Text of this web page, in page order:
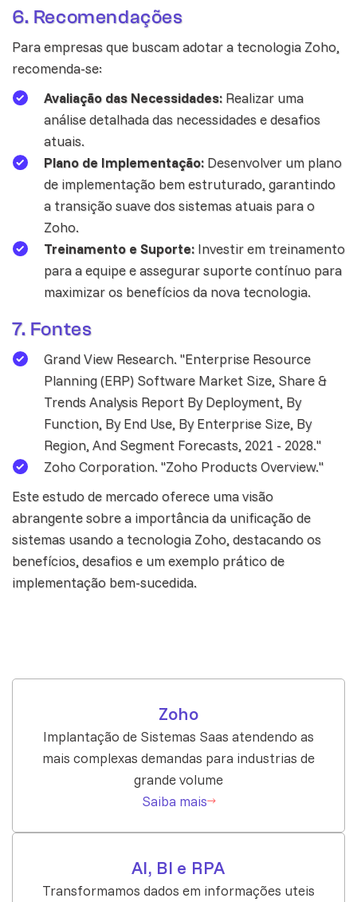
6. Recomendações
Para empresas que buscam adotar a tecnologia Zoho,
recomenda-se:
Avaliação das Necessidades: Realizar uma
análise detalhada das necessidades e desafios
atuais.
Plano de Implementação: Desenvolver um plano
de implementação bem estruturado, garantindo
a transição suave dos sistemas atuais para o
Zoho.
Treinamento e Suporte: Investir em treinamento
para a equipe e assegurar suporte contínuo para
maximizar os benefícios da nova tecnologia.
7. Fontes
Grand View Research. "Enterprise Resource
Planning (ERP) Software Market Size, Share &
Trends Analysis Report By Deployment, By
Function, By End Use, By Enterprise Size, By
Region, And Segment Forecasts, 2021 - 2028."
Zoho Corporation. "Zoho Products Overview."
Este estudo de mercado oferece uma visão
abrangente sobre a importância da unificação de
sistemas usando a tecnologia Zoho, destacando os
benefícios, desafios e um exemplo prático de
implementação bem-sucedida.
Zoho
Implantação de Sistemas Saas atendendo as
mais complexas demandas para industrias de
grande volume
Saiba mais
AI, BI e RPA
Transformamos dados em informações uteis